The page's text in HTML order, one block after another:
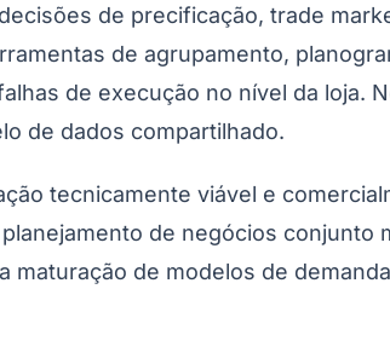
de precificação, trade
de agrupamento,
de execução no nível da loja.
de dados compartilhado.
tecnicamente viável e
de negócios
maturação de modelos de